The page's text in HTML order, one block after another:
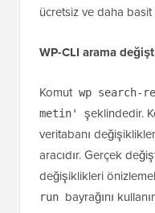
ücretsiz ve daha
WP-CLI arama
Komut wp search-
metin'
şeklindedir.
veritabanı
aracıdır. Gerçek
değişiklikleri
run bayrağını